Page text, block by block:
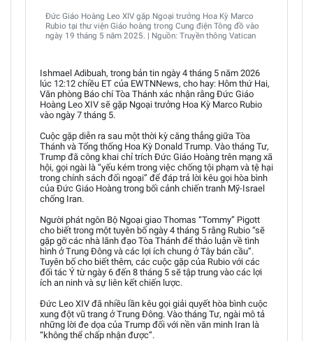
Đức Giáo Hoàng Leo XIV gặp Ngoại trưởng Hoa Kỳ Marco
Rubio tại thư viện Giáo hoàng trong Cung điện Tông đồ vào
ngày 19 tháng 5 năm 2025. | Nguồn: Truyền thông Vatican
Ishmael Adibuah, trong bản tin ngày 4 tháng 5 năm 2026
lúc 12:12 chiều ET của EWTNNews, cho hay: Hôm thứ Hai,
Văn phòng Báo chí Tòa Thánh xác nhận rằng Đức Giáo
Hoàng Leo XIV sẽ gặp Ngoại trưởng Hoa Kỳ Marco Rubio
vào ngày 7 tháng 5.
Cuộc gặp diễn ra sau một thời kỳ căng thẳng giữa Tòa
Thánh và Tổng thống Hoa Kỳ Donald Trump. Vào tháng Tư,
Trump đã công khai chỉ trích Đức Giáo Hoàng trên mạng xã
hội, gọi ngài là “yếu kém trong việc chống tội phạm và tệ hại
trong chính sách đối ngoại” để đáp trả lời kêu gọi hòa bình
của Đức Giáo Hoàng trong bối cảnh chiến tranh Mỹ-Israel
chống Iran.
Người phát ngôn Bộ Ngoại giao Thomas “Tommy” Pigott
cho biết trong một tuyên bố ngày 4 tháng 5 rằng Rubio “sẽ
gặp gỡ các nhà lãnh đạo Tòa Thánh để thảo luận về tình
hình ở Trung Đông và các lợi ích chung ở Tây bán cầu”.
Tuyên bố cho biết thêm, các cuộc gặp của Rubio với các
đối tác Ý từ ngày 6 đến 8 tháng 5 sẽ tập trung vào các lợi
ích an ninh và sự liên kết chiến lược.
Đức Leo XIV đã nhiều lần kêu gọi giải quyết hòa bình cuộc
xung đột vũ trang ở Trung Đông. Vào tháng Tư, ngài mô tả
những lời đe dọa của Trump đối với nền văn minh Iran là
“không thể chấp nhận được”.